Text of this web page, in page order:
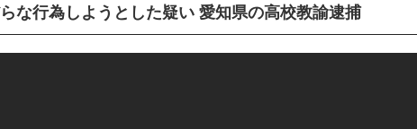
な行為しようとした疑い 愛知県の高校教諭逮捕